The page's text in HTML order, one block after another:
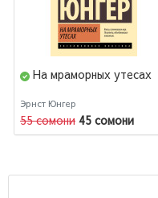
На мраморных утесах
Эрнст Юнгер
55 сомони 45 сомони